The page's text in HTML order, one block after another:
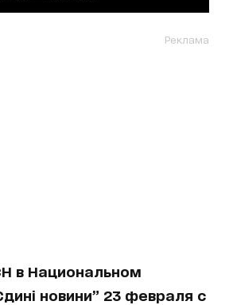
Реклама
в Национальном
новини” 23 февраля с